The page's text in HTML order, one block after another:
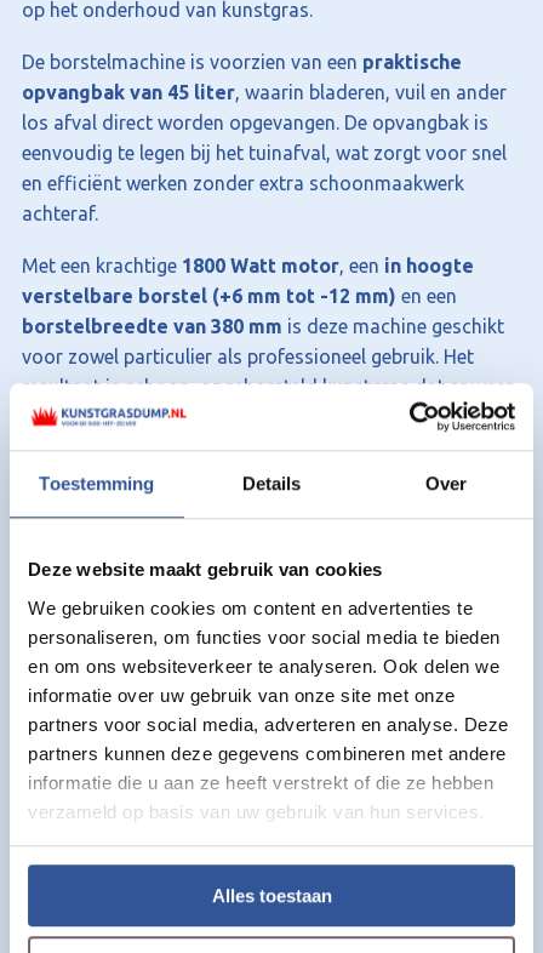
Toestemming Details Over
Deze website maakt gebruik van cookies
We gebruiken cookies om content en advertenties te
personaliseren, om functies voor social media te bieden
en om ons websiteverkeer te analyseren. Ook delen we
informatie over uw gebruik van onze site met onze
partners voor social media, adverteren en analyse. Deze
partners kunnen deze gegevens combineren met andere
informatie die u aan ze heeft verstrekt of die ze hebben
verzameld op basis van uw gebruik van hun services.
Alles toestaan
op het onderhoud van kunstgras.
De borstelmachine is voorzien van een praktische
opvangbak van 45 liter, waarin bladeren, vuil en ander
los afval direct worden opgevangen. De opvangbak is
eenvoudig te legen bij het tuinafval, wat zorgt voor snel
en efficiënt werken zonder extra schoonmaakwerk
achteraf.
Met een krachtige 1800 Watt motor, een in hoogte
verstelbare borstel (+6 mm tot -12 mm) en een
borstelbreedte van 380 mm is deze machine geschikt
voor zowel particulier als professioneel gebruik. Het
resultaat is schoon, opgeborsteld kunstgras dat er weer
verzorgd en als nieuw uitziet.
Voordelen van de kunstgras
borstelmachine met opvangbak:
Inclusief opvangbak van 45 liter
Krachtige 1800 Watt motor
In hoogte verstelbare borstel
Efficiënt werken dankzij 380 mm borstelbreedte
Ideaal voor onderhoud van kunstgras
Productspecificaties:
Product:
Kunstgras borstelmachine met opvangbak
Borstelbreedte:380 mm
Verstelbaar van +6 mm tot -12 mm
Opvangbak:45 liter